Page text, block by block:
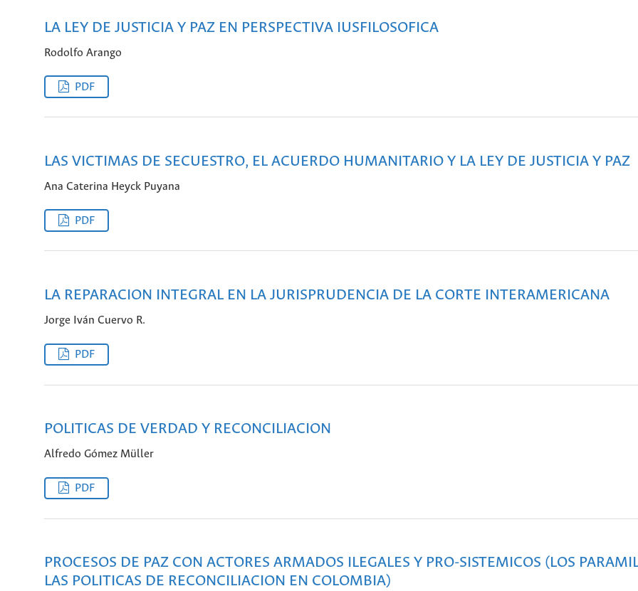
LA LEY DE JUSTICIA Y PAZ EN PERSPECTIVA IUSFILOSOFICA
Rodolfo Arango
PDF
LAS VICTIMAS DE SECUESTRO, EL ACUERDO HUMANITARIO Y LA LEY DE JUSTICIA Y PAZ
Ana Caterina Heyck Puyana
PDF
LA REPARACION INTEGRAL EN LA JURISPRUDENCIA DE LA CORTE INTERAMERICANA
Jorge Iván Cuervo R.
PDF
POLITICAS DE VERDAD Y RECONCILIACION
Alfredo Gómez Müller
PDF
PROCESOS DE PAZ CON ACTORES ARMADOS ILEGALES Y PRO-SISTEMICOS (LOS
LAS POLITICAS DE RECONCILIACION EN COLOMBIA)